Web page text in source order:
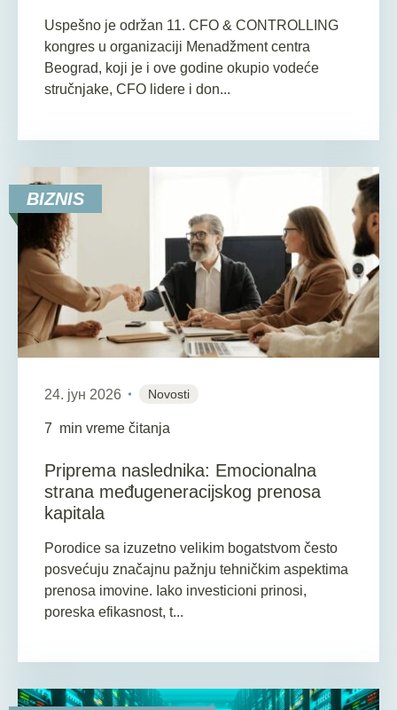
Uspešno je održan 11. CFO & CONTROLLING
kongres u organizaciji Menadžment centra
Beograd, koji je i ove godine okupio vodeće
stručnjake, CFO lidere i don...
BIZNIS
24. јун 2026 Novosti
7 min vreme čitanja
Priprema naslednika: Emocionalna
strana međugeneracijskog prenosa
kapitala
Porodice sa izuzetno velikim bogatstvom često
posvećuju značajnu pažnju tehničkim aspektima
prenosa imovine. Iako investicioni prinosi,
poreska efikasnost, t...